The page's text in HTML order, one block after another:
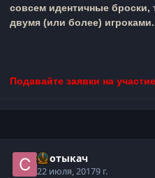
совсем идентичные броски,
двумя (или более) игроками.
Подавайте заявки на
Спотыкач
22 июля, 20179 г.